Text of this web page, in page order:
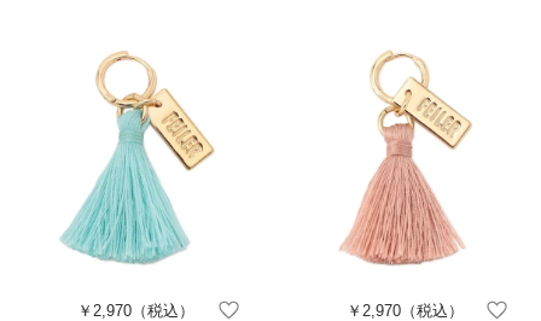
￥2,970 （税込） ￥2,970（税込）